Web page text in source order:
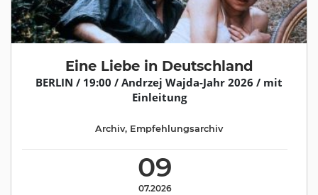
Eine Liebe in Deutschland
BERLIN / 19:00 / Andrzej Wajda-Jahr 2026 / mit
Einleitung
09
07.2026
Archiv, Empfehlungsarchiv